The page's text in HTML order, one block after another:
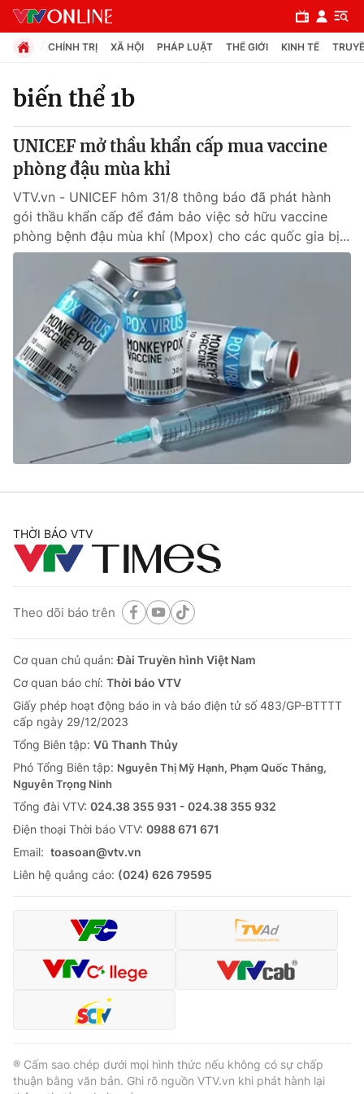
Chuyên mục
Chính trị
Xã hội
Pháp luật
Thế giới
Tin tức
Thế giới đó đây
Câu chuyện quốc tế
Kinh tế
Thị trường
Góc doanh nghiệp
Dữ liệu và đời sống
Truyền hình
Phim VTV
Hậu trường
Giải sao mai
Giải trí
Điện ảnh
Âm nhạc
Du lịch
Làm đẹp
Chất lượng cuộc sống
Tuyển sinh
Học trực tuyến
Công nghệ
Hitech Công nghệ tương lai
Sản phẩm
Thị trường
Tư vấn
Giao lưu trực tuyến
Lịch phát sóng
Chuyên mục khác
Emagazine Podcast
Video Shorts video
VTV Money
VTV Sức khoẻ Bất động sản
CHÍNH TRỊ XÃ HỘI PHÁP LUẬT THẾ GIỚI KINH TẾ
biến thể 1b
UNICEF mở thầu khẩn cấp mua vaccine
phòng đậu mùa khỉ
VTV.vn - UNICEF hôm 31/8 thông báo đã phát hành
gói thầu khẩn cấp để đảm bảo việc sở hữu vaccine
phòng bệnh đậu mùa khỉ (Mpox) cho các quốc gia bị...
THỜI BÁO VTV
Theo dõi báo trên
Cơ quan chủ quản:Đài Truyền hình Việt Nam
Cơ quan báo chí: Thời báo VTV
Giấy phép hoạt động báo in và báo điện tử số 483/GP-BTTTT
cấp ngày 29/12/2023
Tổng Biên tập: Vũ Thanh Thủy
Phó Tổng Biên tập: Nguyễn Thị Mỹ Hạnh, Phạm Quốc Thắng,
Nguyễn Trọng Ninh
Tổng đài VTV: 024.38 355 931 - 024.38 355 932
Ðiện thoại Thời báo VTV: 0988 671 671
Email: toasoan@vtv.vn
Liên hệ quảng cáo: (024) 626 79595
® Cấm sao chép dưới mọi hình thức nếu không có sự chấp
thuận bằng văn bản. Ghi rõ nguồn VTV.vn khi phát hành lại